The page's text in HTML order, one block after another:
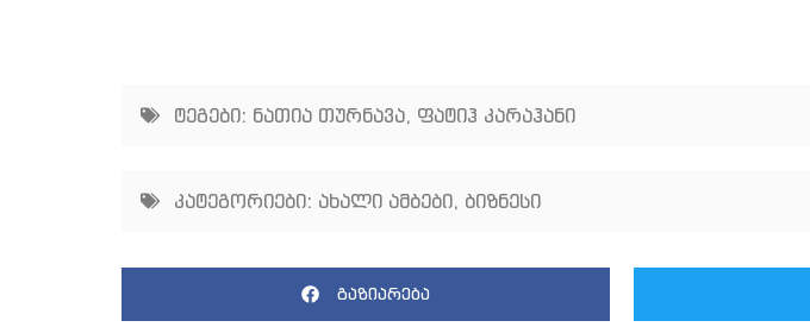
ტეგები: ნათია თურნავა, ფატიჰ კარაჰანი
კატეგორიები: ახალი ამბები, ბიზნესი
გაზიარება